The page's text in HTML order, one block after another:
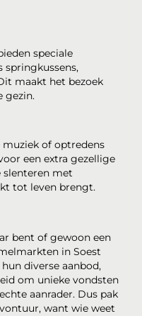
speciale
springkussens,
maakt het bezoek
gezin.
of optredens
een extra gezellige
slenteren met
tot leven brengt.
bent of gewoon een
in Soest
diverse aanbod,
om unieke vondsten
aanrader. Dus pak
want wie weet